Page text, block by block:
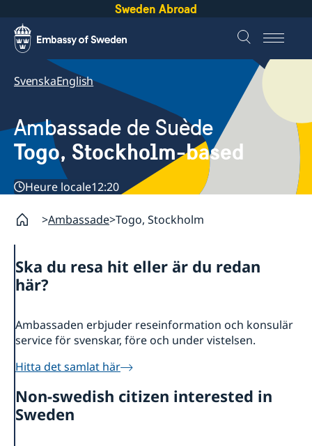
Sweden Abroad
SvenskaEnglish
Ambassade de Suède
Togo, Stockholm-based
Heure locale12:20
Ambassade Togo, Stockholm
Ska du resa hit eller är du redan
här?
Ambassaden erbjuder reseinformation och konsulär
service för svenskar, före och under vistelsen.
Hitta det samlat här
Non-swedish citizen interested in
Sweden